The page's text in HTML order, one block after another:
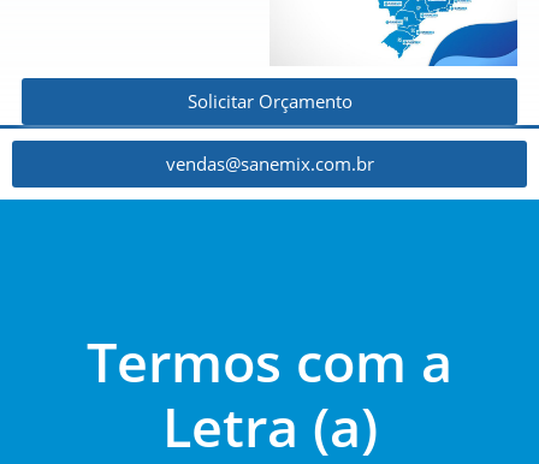
Solicitar Orçamento
vendas@sanemix.com.br
Termos com a
Letra (a)